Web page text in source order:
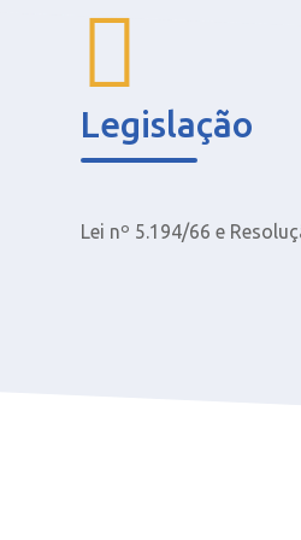
Legislação
Lei nº 5.194/66 e